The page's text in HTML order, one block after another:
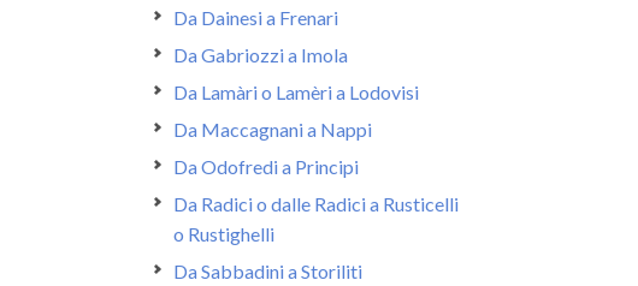
Da Dainesi a Frenari
Da Gabriozzi a Imola
Da Lamàri o Lamèri a Lodovisi
Da Maccagnani a Nappi
Da Odofredi a Principi
Da Radici o dalle Radici a Rusticelli
o Rustighelli
Da Sabbadini a Storiliti